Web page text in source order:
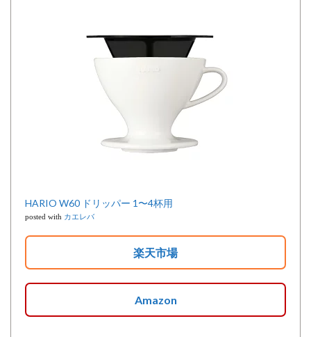
HARIO W60 ドリッパー 1〜4杯用
posted with カエレバ
楽天市場
Amazon